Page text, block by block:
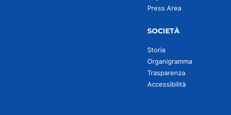
Press Area
SOCIETÀ
Storia
Organigramma
Trasparenza
Accessibilità